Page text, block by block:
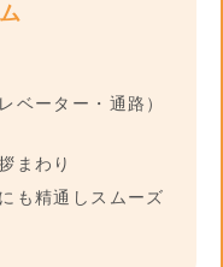
ベーター・通路）
まわり
も精通しスムーズ